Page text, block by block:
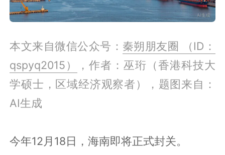
本文来自微信公众号： 秦朔朋友圈 （ID：
qspyq2015）
，作者：巫珩（香港科技大
学硕士，区域经济观察者），题图来自：
AI生成
今年12月18日，海南即将正式封关。